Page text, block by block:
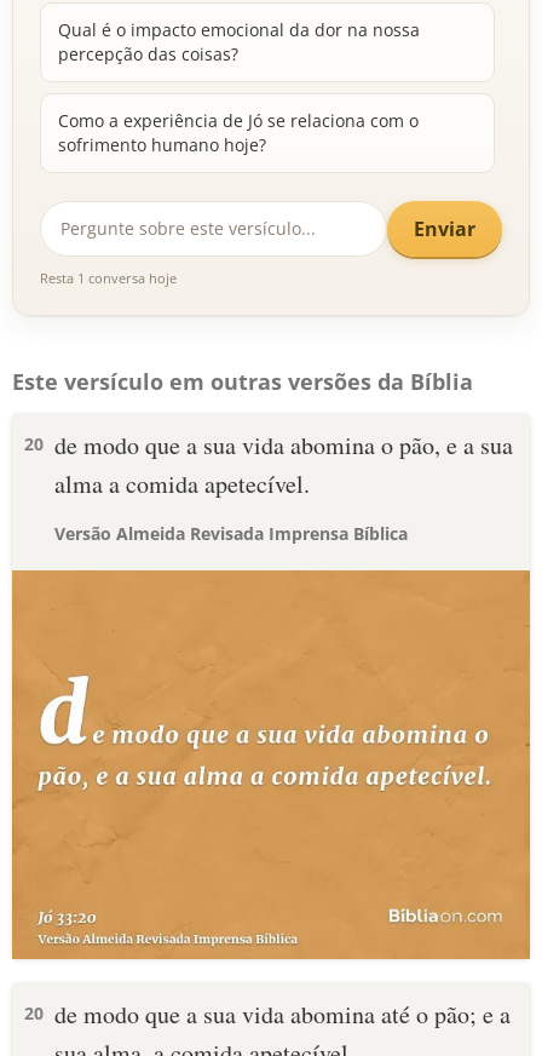
Qual é o impacto emocional da dor na nossa
percepção das coisas?
Como a experiência de Jó se relaciona com o
sofrimento humano hoje?
Enviar
Resta 1 conversa hoje
Este versículo em outras versões da Bíblia
20 de modo que a sua vida abomina o pão, e a sua
alma a comida apetecível.
Versão Almeida Revisada Imprensa Bíblica
20 de modo que a sua vida abomina até o pão; e a